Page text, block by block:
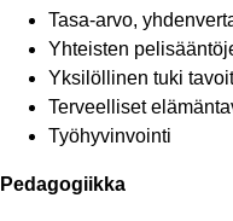
Tasa-arvo,
Yhteisten
Yksilöllinen tuki
Terveelliset
Työhyvinvointi
Pedagogiikka